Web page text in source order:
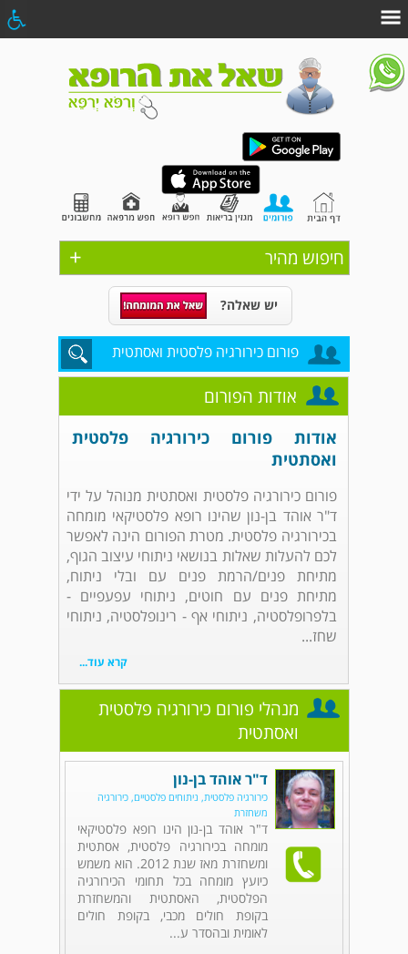
+ חיפוש מהיר
יש שאלה?
פורום כירורגיה פלסטית ואסתטית
אודות הפורום
אודות פורום כירורגיה פלסטית
ואסתטית
פורום כירורגיה פלסטית ואסתטית מנוהל על ידי
ד"ר אוהד בן-נון שהינו רופא פלסטיקאי מומחה
בכירורגיה פלסטית. מטרת הפורום הינה לאפשר
לכם להעלות שאלות בנושאי ניתוחי עיצוב הגוף,
מתיחת פנים/הרמת פנים עם ובלי ניתוח,
מתיחת פנים עם חוטים, ניתוחי עפעפיים -
בלפרופלסטיה, ניתוחי אף - רינופלסטיה, ניתוחי
שחז...
קרא עוד...
מנהלי פורום כירורגיה פלסטית
ואסתטית
ד"ר אוהד בן-נון
כירורגיה פלסטית, ניתוחים פלסטיים, כירורגיה
משחזרת
ד"ר אוהד בן-נון הינו רופא פלסטיקאי
מומחה בכירורגיה פלסטית, אסתטית
ומשחזרת מאז שנת 2012. הוא משמש
כיועץ מומחה בכל תחומי הכירורגיה
הפלסטית, האסתטית והמשחזרת
בקופת חולים מכבי, בקופת חולים
לאומית ובהסדר ע...